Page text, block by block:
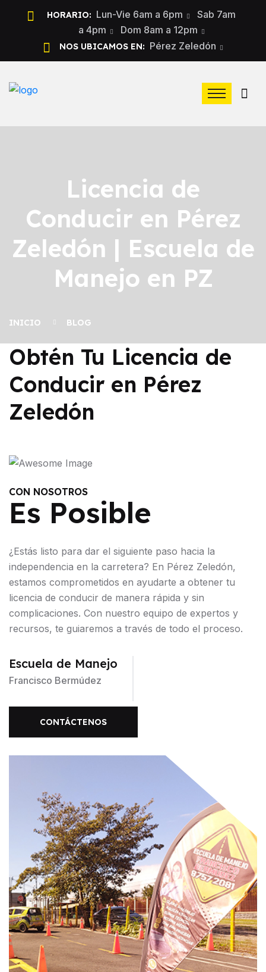
HORARIO: Lun-Vie 6am a 6pm
Sab 7am
a 4pm
Dom 8am a 12pm
NOS UBICAMOS EN: Pérez Zeledón
Licencia de
Conducir en Pérez
Zeledón | Escuela de
Manejo en PZ
INICIO BLOG
Obtén Tu Licencia de
Conducir en Pérez
Zeledón
CON NOSOTROS
Es Posible
¿Estás listo para dar el siguiente paso hacia la
independencia en la carretera? En Pérez Zeledón,
estamos comprometidos en ayudarte a obtener tu
licencia de conducir de manera rápida y sin
complicaciones. Con nuestro equipo de expertos y
recursos, te guiaremos a través de todo el proceso.
Escuela de Manejo
Francisco Bermúdez
CONTÁCTENOS